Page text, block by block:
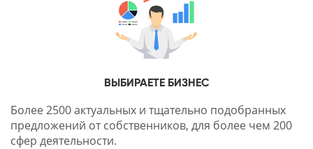
ВЫБИРАЕТЕ БИЗНЕС
Более 2500 актуальных и тщательно подобранных
предложений от собственников, для более чем 200
сфер деятельности.